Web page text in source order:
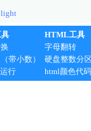
带小数）
行
HTML工具
字母翻转
硬盘整数分
html颜色代码